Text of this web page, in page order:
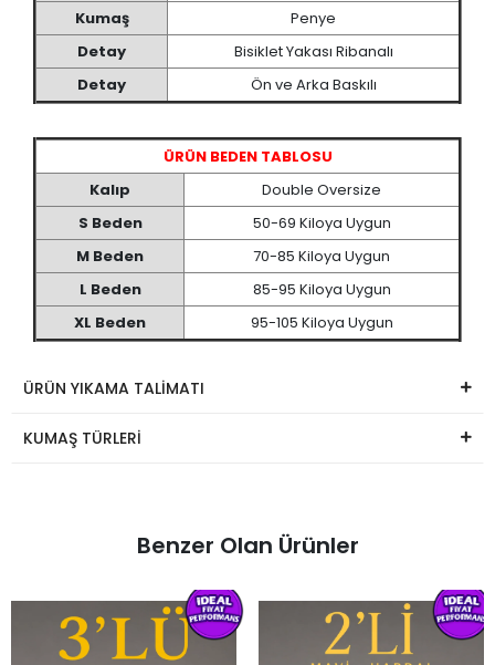
Kumaş
Penye
Detay
Bisiklet Yakası Ribanalı
Detay
Ön ve Arka Baskılı
ÜRÜN BEDEN TABLOSU
Kalıp
Double Oversize
S Beden
50-69 Kiloya Uygun
M Beden
70-85 Kiloya Uygun
L Beden
85-95 Kiloya Uygun
XL Beden
95-105 Kiloya Uygun
ÜRÜN YIKAMA TALİMATI
KUMAŞ TÜRLERİ
Benzer Olan Ürünler